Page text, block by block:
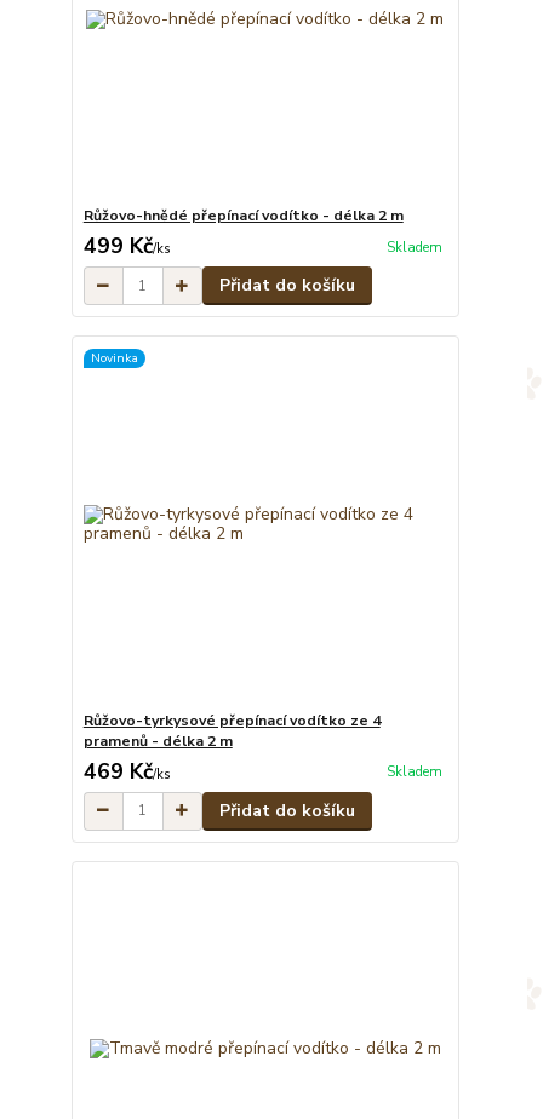
Růžovo-hnědé přepínací vodítko - délka 2 m
499 Kč/ks Skladem
Přidat do košíku
Novinka
Růžovo-tyrkysové přepínací vodítko ze 4
pramenů - délka 2 m
469 Kč/ks Skladem
Přidat do košíku